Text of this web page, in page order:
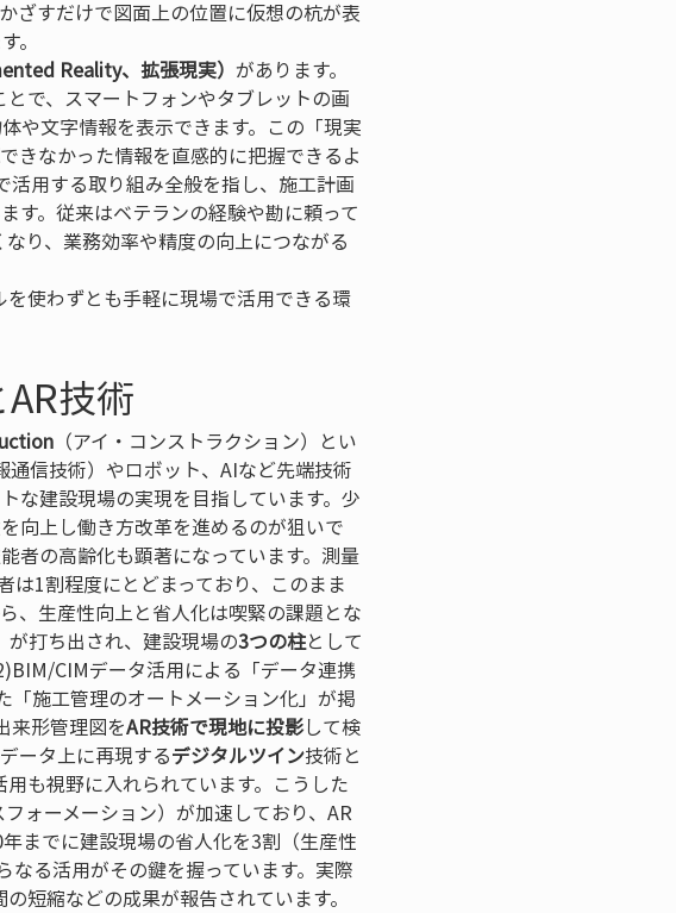
ざすだけで図面上の位置に仮想の杭が表
。
Reality、拡張現実） があります。
で、スマートフォンやタブレットの画
や文字情報を表示できます。この「現実
きなかった情報を直感的に把握できるよ
活用する取り組み全般を指し、施工計画
す。従来はベテランの経験や勘に頼って
り、業務効率や精度の向上につながる
使わずとも手軽に現場で活用できる環
技術
（アイ・コンストラクション）とい
信技術）やロボット、AIなど先端技術
な建設現場の実現を目指しています。少
向上し働き方改革を進めるのが狙いで
者の高齢化も顕著になっています。測量
1割程度にとどまっており、このまま
、生産性向上と省人化は喫緊の課題とな
が打ち出され、建設現場の3つの柱として
CIMデータ活用による「データ連携
「施工管理のオートメーション化」が掲
来形管理図をAR技術で現地に投影して検
ータ上に再現するデジタルツイン技術と
も視野に入れられています。こうした
ォーメーション）が加速しており、AR
までに建設現場の省人化を3割（生産性
る活用がその鍵を握っています。実際
短縮などの成果が報告されています。